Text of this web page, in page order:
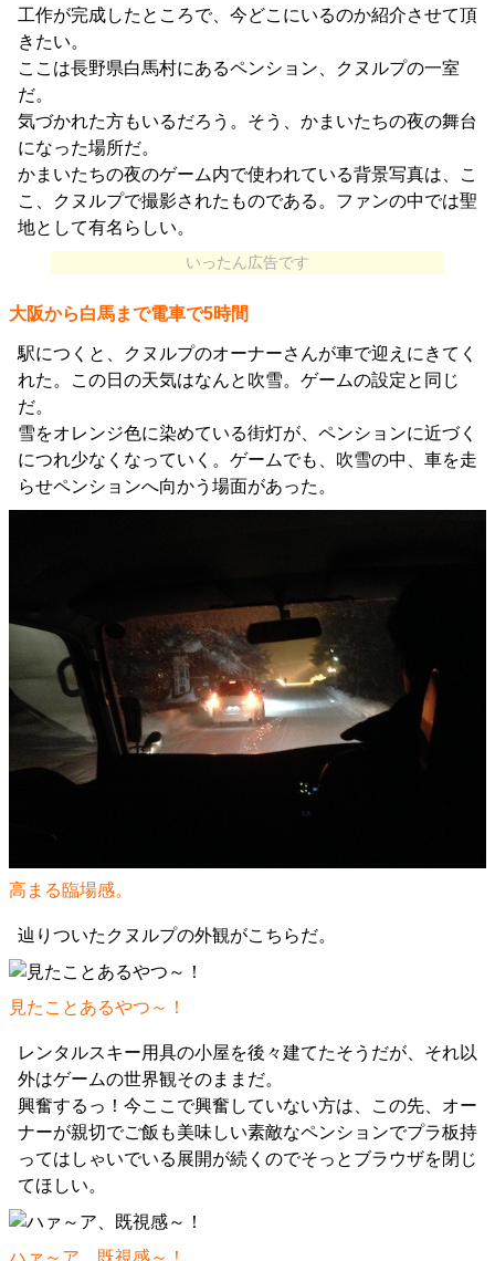
工作が完成したところで、今どこにいるのか紹介させて頂
きたい。
ここは長野県白馬村にあるペンション、クヌルプの一室
だ。
気づかれた方もいるだろう。そう、かまいたちの夜の舞台
になった場所だ。
かまいたちの夜のゲーム内で使われている背景写真は、こ
こ、クヌルプで撮影されたものである。ファンの中では聖
地として有名らしい。
いったん広告です
大阪から白馬まで電車で5時間
駅につくと、クヌルプのオーナーさんが車で迎えにきてく
れた。この日の天気はなんと吹雪。ゲームの設定と同じ
だ。
雪をオレンジ色に染めている街灯が、ペンションに近づく
につれ少なくなっていく。ゲームでも、吹雪の中、車を走
らせペンションへ向かう場面があった。
高まる臨場感。
辿りついたクヌルプの外観がこちらだ。
見たことあるやつ～！
レンタルスキー用具の小屋を後々建てたそうだが、それ以
外はゲームの世界観そのままだ。
興奮するっ！今ここで興奮していない方は、この先、オー
ナーが親切でご飯も美味しい素敵なペンションでプラ板持
ってはしゃいでいる展開が続くのでそっとブラウザを閉じ
てほしい。
ハァ～ア、既視感～！